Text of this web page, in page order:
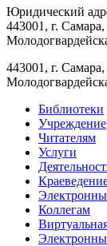
Юридический
443001, г.
443001, г.
Библиотеки
Учреждение
Читателям
Услуги
Коллегам